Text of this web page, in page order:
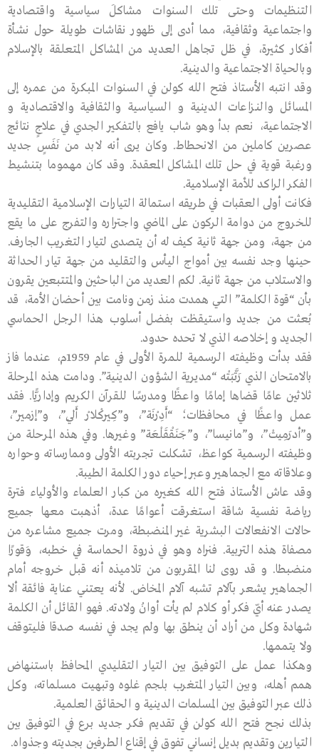
التنظيمات وحتى تلك السنوات مشاكلَ سياسية واقتصادية
واجتماعية وثقافية، مما أدى إلى ظهور نقاشات طويلة حول نشأة
أفكار كثيرة، في ظل تجاهل العديد من المشاكل المتعلقة بالإسلام
وبالحياة الاجتماعية والدينية.
وقد انتبه الأستاذ فتح الله كولن في السنوات المبكرة من عمره إلى
المسائل والنـزاعات الدينية و السياسية والثقافية والاقتصادية و
الاجتماعية، نعم بدأ وهو شاب يافع بالتفكير الجدي في علاجٍ نتائج
عصرين كاملين من الانحطاط. وكان يرى أنه لابد من نَفَسٍ جديد
ورغبة قوية في حل تلك المشاكل المعقدة. وقد كان مهموما بتنشيط
الفكر الراكد للأمة الإسلامية.
فكانت أولى العقبات في طريقه استمالة التيارات الإسلامية التقليدية
للخروج من دوامة الركون على الماضي واجتراره والتفرج على ما يقع
من جهة، ومن جهة ثانية كيف له أن يتصدى لتيار التغريب الجارف.
حينها وجد نفسه بين أمواج اليأس والتقليد من جهة تيار الحداثة
والاستلاب من جهة ثانية. لكم العديد من الباحثين والمتتبعين يقرون
بأن “قوة الكلمة” التي همدت منذ زمن ونامت بين أحضان الأمة، قد
بُعثت من جديد واستيقظت بفضل أسلوب هذا الرجل الحماسي
الجديد و إخلاصه الذي لا تحده حدود.
فقد بدأت وظيفته الرسمية للمرة الأولى في عام 1959م، عندما فاز
بالامتحان الذي رَتَّبَتْه “مديرية الشؤون الدينية”. ودامت هذه المرحلة
ثلاثين عامًا قضاها إمامًا واعظًا ومدرسًا للقرآن الكريم وإداريًّا. فقد
عمل واعظًا في محافظات؛ “أَدِرْنَة”، و”كِيركْلارْ أَلِي”، و”إزمير”،
و”أدرَمِيتْ”، و”مانيسا”، و”جَنَقْقَلْعَة” وغيرها. وفي هذه المرحلة من
وظيفته الرسمية كواعظ، تشكلت تجربته الأولى وممارساته وحواره
وعلاقاته مع الجماهير وعبر إحياء دور الكلمة الطيبة.
وقد عاش الأستاذ فتح الله كغيره من كبار العلماء والأولياء فترة
رياضة نفسية شاقة استغرقت أعوامًا عدة، أذهبت معها جميع
حالات الانفعالات البشرية غير المنضبطة، ومرت جميع مشاعره من
مصفاة هذه التربية. فنراه وهو في ذروة الحماسة في خطبه، وَقورًا
منضبطا. و قد روى لنا المقربون من تلاميذه أنه قبل خروجه أمام
الجماهير يشعر بآلام تشبه آلام المخاض. لأنه يعتني عناية فائقة ألا
يصدر عنه أيّ فكر أو كلام لم يأت أوانُ ولادته. فهو القائل أن الكلمة
شهادة وكل من أراد أن ينطق بها ولم يجد في نفسه صدقا فليتوقف
ولا يتممها.
وهكذا عمل على التوفيق بين التيار التقليدي المحافظ باستنهاض
همم أهله، وبين التيار المتغرب بلجم غلوه وتبهيت مسلماته، وكل
ذلك عبر التوفيق بين المسلمات الدينية و الحقائق العلمية.
بذلك نجح فتح الله كولن في تقديم فكر جديد برع في التوفيق بين
التيارين وتقديم بديل إنساني تفوق في إقناع الطرفين بجديته وجذواه.